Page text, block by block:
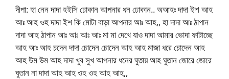
দীপা: হা নেন দাদা হইসি ঢোকান আপনার ধন ঢোকান.. অআহঃ দাদা ইশ আহ
আঃ আহ ওহ দাদা ইশ কি মোটা বাড়া আপনার আঃ আহ,, হা দাদা আঃ ঠাপান
দাদা আহ ঠাপান আঃ আঃ আঃ আঃ মা মা দেখে যাও দাদা আমার ভোদা ফাটাচ্ছে
আহ আঃ আহ চদেন দাদা চোদেন চোদেন আহ আহ মাজা ধরে চোদেন আহ
আহ উম উম আহ দাদা খুব সুখ আপনার ধনের ঘুতায় আহ ঘুতান জোরে জোরে
ঘুতান না দাদা আহ আহ ওহ ওহ আহ আহ,,